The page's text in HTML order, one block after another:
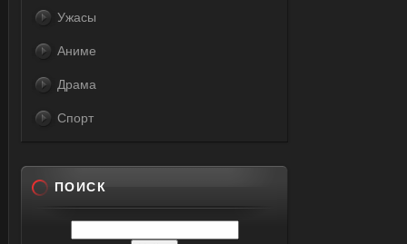
Ужасы
Аниме
Драма
Спорт
ПОИСК